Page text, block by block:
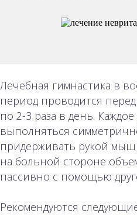
Лечебная гимнастика в
период проводится
по 2-3 раза в день.
выполняться
придерживать рукой
на больной стороне
пассивно с помощью
Рекомендуются